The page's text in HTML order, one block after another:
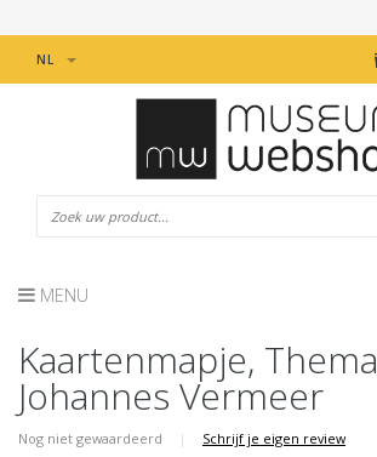
NL
MENU
Kaartenmapje, Thema
Johannes Vermeer
Nog niet gewaardeerd | Schrijf je eigen review